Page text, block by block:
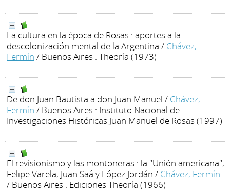
La cultura en la época de Rosas : aportes a la
descolonización mental de la Argentina / Chávez,
Fermín / Buenos Aires : Theoría (1973)
De don Juan Bautista a don Juan Manuel / Chávez,
Fermín / Buenos Aires : Instituto Nacional de
Investigaciones Históricas Juan Manuel de Rosas (1997)
El revisionismo y las montoneras : la "Unión americana",
Felipe Varela, Juan Saá y López Jordán / Chávez, Fermín
/ Buenos Aires : Ediciones Theoría (1966)